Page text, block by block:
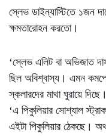
স্লেভ ডাইন্যাস্টিতে ১জন
ক্ষমতারোহন করতো।
‘স্লেভ এলিট বা অভিজাত
ছিল অবিশ্বাস্য। এমন
স্কলারদের মাথা ঘুরায়ে
‘এ পিকুলিয়ার সোশ্যাল
এইটা পিকুলিয়ার ঠেকছে।